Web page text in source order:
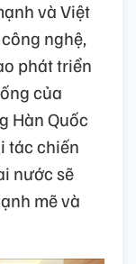
và Việt
nghệ,
phát triển
của
Hàn Quốc
tác chiến
nước sẽ
mẽ và